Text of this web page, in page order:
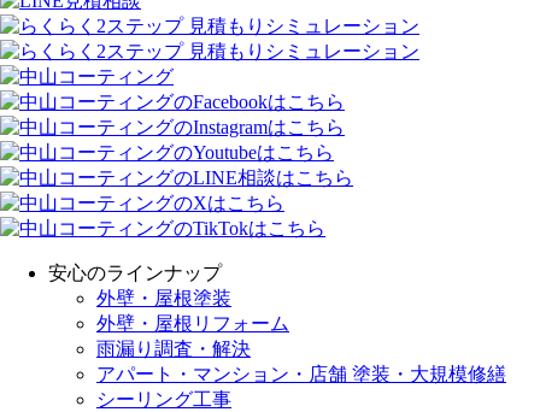
安心のラインナップ
外壁・屋根塗装
外壁・屋根リフォーム
雨漏り調査・解決
アパート・マンション・店舗 塗装・大規模修繕
シーリング工事